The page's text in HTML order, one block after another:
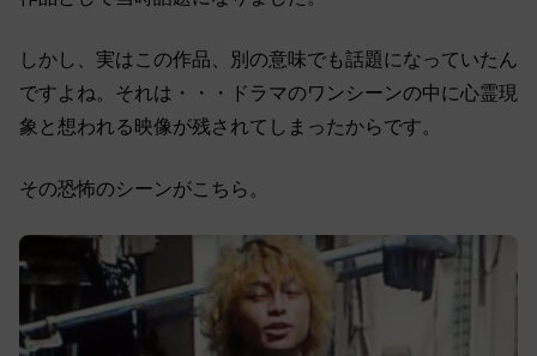
しかし、実はこの作品、別の意味でも話題になっていたん
ですよね。それは・・・ドラマのワンシーンの中に心霊現
象と想われる映像が残されてしまったからです。
その恐怖のシーンがこちら。